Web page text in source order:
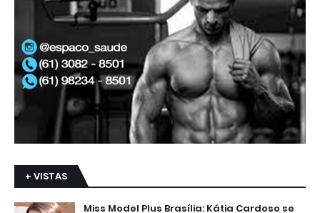
+ VISTAS
Miss Model Plus Brasília: Kátia Cardoso se